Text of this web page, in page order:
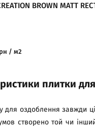
BROWN MATT
/ м2
плитки для
для оздоблення завжди
створено той чи